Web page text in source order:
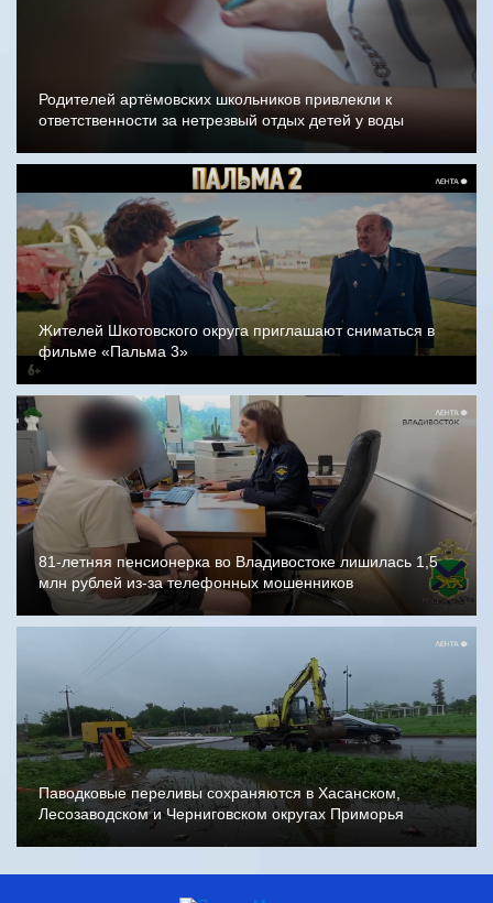
Родителей артёмовских школьников привлекли к
ответственности за нетрезвый отдых детей у воды
Жителей Шкотовского округа приглашают сниматься в
фильме «Пальма 3»
81-летняя пенсионерка во Владивостоке лишилась 1,5
млн рублей из-за телефонных мошенников
Паводковые переливы сохраняются в Хасанском,
Лесозаводском и Черниговском округах Приморья